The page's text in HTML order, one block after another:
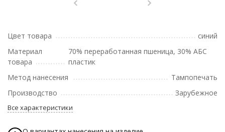
Цвет товара
синий
Материал
товара
70% переработанная пшеница, 30% АБС
пластик
Метод нанесения
Тампопечать
Производство
Зарубежное
Все характеристики